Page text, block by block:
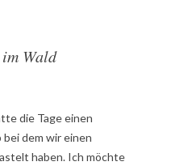
Wald
die Tage einen
dem wir einen
haben. Ich möchte